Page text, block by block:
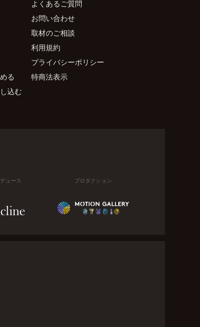
る
込む
よくあるご質問
お問い合わせ
取材のご相談
利用規約
プライバシーポリシー
特商法表示
ュース プロダクション